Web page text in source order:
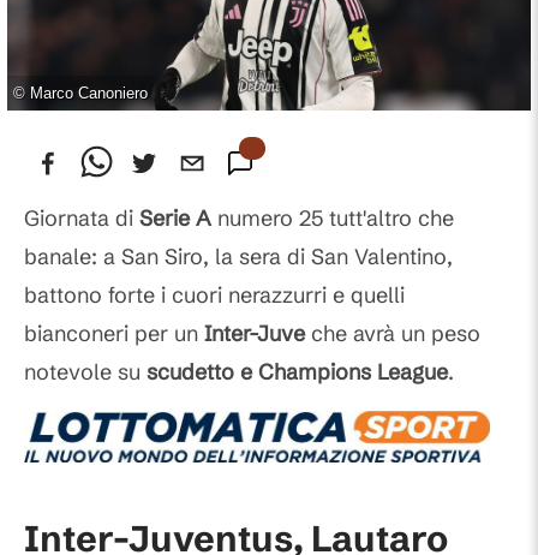
© Marco Canoniero
Giornata di Serie Anumero 25 tutt'altro che
banale: a San Siro, la sera di San Valentino,
battono forte i cuori nerazzurri e quelli
bianconeri per un Inter-Juveche avrà un peso
notevole su scudetto e Champions League.
Inter-Juventus, Lautaro